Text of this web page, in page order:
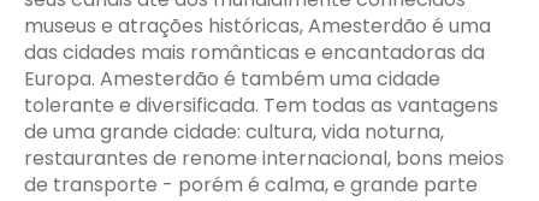
museus e atrações históricas, Amesterdão é uma
das cidades mais românticas e encantadoras da
Europa. Amesterdão é também uma cidade
tolerante e diversificada. Tem todas as vantagens
de uma grande cidade: cultura, vida noturna,
restaurantes de renome internacional, bons meios
de transporte - porém é calma, e grande parte